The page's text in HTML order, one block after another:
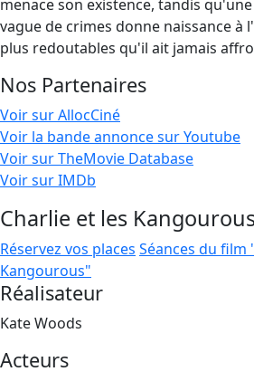
menace son existence, tandis
vague de crimes donne naissance à
plus redoutables qu'il ait jamais
Nos Partenaires
Voir sur AllocCiné
Voir la bande annonce sur Youtube
Voir sur TheMovie Database
Voir sur IMDb
Charlie et les
Réservez vos places Séances du film
Kangourous"
Réalisateur
Kate Woods
Acteurs